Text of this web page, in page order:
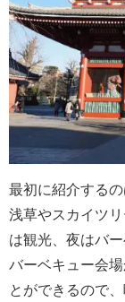
最初に紹介する
浅草やスカイツ
は観光、夜はバ
バーベキュー会
とができるので